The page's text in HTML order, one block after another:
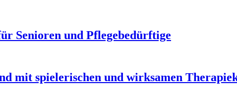
Senioren und Pflegebedürftige
mit spielerischen und wirksamen